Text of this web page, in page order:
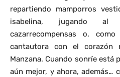
repartiendo mamporros
isabelina, jugando
cazarrecompensas o,
cantautora con el corazón
Manzana. Cuando sonríe está
aún mejor, y ahora, además…